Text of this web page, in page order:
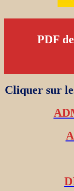
PDF
Cliquer sur